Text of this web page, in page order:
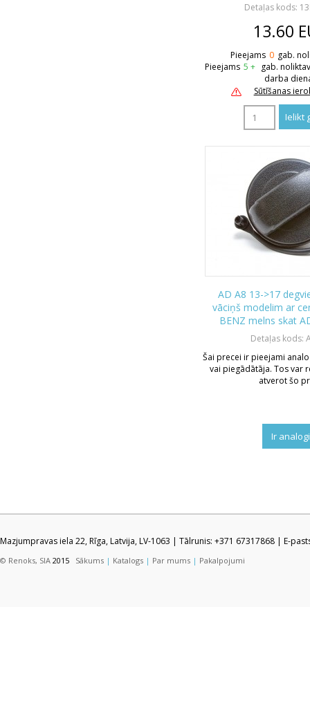
Detaļas kods:
13.60
Pieejams 0 gab.
Pieejams 5 + gab.
darba
Sūtīšanas
AD A8 13->17
vāciņš modelim ar
BENZ melns skat
Detaļas kods:
Šai precei ir pieejami
vai piegādātāja. Tos var
atverot šo
Ir analogi
Mazjumpravas iela 22, Rīga, Latvija, LV-1063 | Tālrunis: +371 67317868 | E-
© Renoks, SIA 2015 Sākums | Katalogs | Par mums | Pakalpojumi